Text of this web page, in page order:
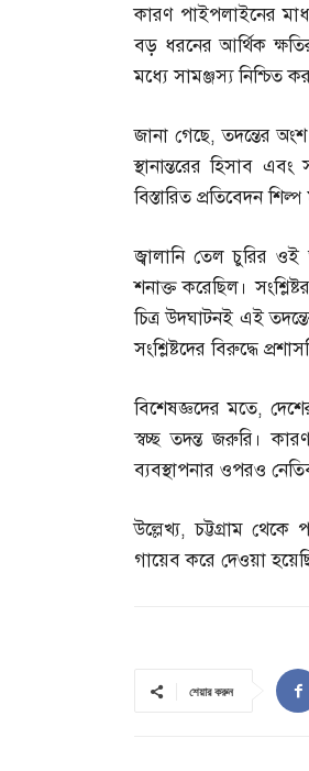
কারণ পাইপলাইনের
বড় ধরনের আর্থিক
মধ্যে সামঞ্জস্য নিশ্চিত
জানা গেছে,তদন্তের
স্থানান্তরের হিসাব
বিস্তারিত প্রতিবেদন
জ্বালানি তেল চুরির ওই
শনাক্ত করেছিল।
চিত্র উদঘাটনই এই
সংশ্লিষ্টদের বিরুদ্ধে
বিশেষজ্ঞদের মতে,
স্বচ্ছ তদন্ত জরুরি।
ব্যবস্থাপনার ওপরও
উল্লেখ্য,চট্টগ্রাম
গায়েব করে দেওয়া
শেয়ার করুন